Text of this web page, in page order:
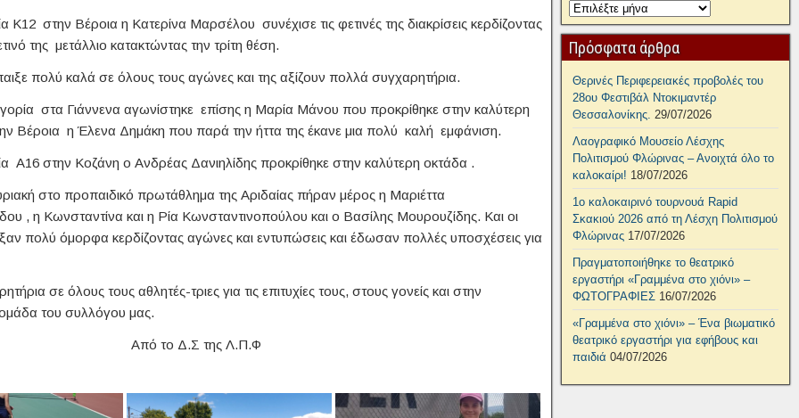
Κ12 στην Βέροια η Κατερίνα Μαρσέλου συνέχισε τις φετινές της διακρίσεις κερδίζοντας
της μετάλλιο κατακτώντας την τρίτη θέση.
πολύ καλά σε όλους τους αγώνες και της αξίζουν πολλά συγχαρητήρια.
στα Γιάννενα αγωνίστηκε επίσης η Μαρία Μάνου που προκρίθηκε στην καλύτερη
Βέροια η Έλενα Δημάκη που παρά την ήττα της έκανε μια πολύ καλή εμφάνιση.
Α16 στην Κοζάνη ο Ανδρέας Δανιηλίδης προκρίθηκε στην καλύτερη οκτάδα .
στο προπαιδικό πρωτάθλημα της Αριδαίας πήραν μέρος η Μαριέττα
, η Κωνσταντίνα και η Ρία Κωνσταντινοπούλου και ο Βασίλης Μουρουζίδης. Και οι
πολύ όμορφα κερδίζοντας αγώνες και εντυπώσεις και έδωσαν πολλές υποσχέσεις για
σε όλους τους αθλητές-τριες για τις επιτυχίες τους, στους γονείς και στην
του συλλόγου μας.
Δ.Σ της Λ.Π.Φ
Πρόσφατα άρθρα
Θερινές Περιφερειακές προβολές του
28ου Φεστιβάλ Ντοκιμαντέρ
Θεσσαλονίκης. 29/07/2026
Λαογραφικό Μουσείο Λέσχης
Πολιτισμού Φλώρινας – Ανοιχτά όλο το
καλοκαίρι! 18/07/2026
1ο καλοκαιρινό τουρνουά Rapid
Σκακιού 2026 από τη Λέσχη Πολιτισμού
Φλώρινας 17/07/2026
Πραγματοποιήθηκε το θεατρικό
εργαστήρι «Γραμμένα στο χιόνι» –
ΦΩΤΟΓΡΑΦΙΕΣ 16/07/2026
«Γραμμένα στο χιόνι» – Ένα βιωματικό
θεατρικό εργαστήρι για εφήβους και
παιδιά 04/07/2026